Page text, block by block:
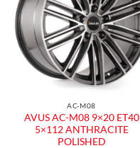
AC-M08
AVUS AC-M08 9×20 ET40
5×112 ANTHRACITE
POLISHED